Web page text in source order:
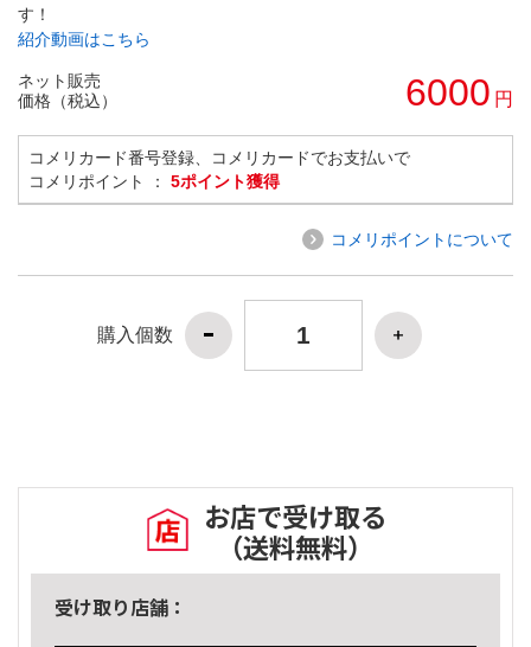
す！
紹介動画はこちら
ネット販売
価格（税込）
6000 円
コメリカード番号登録、コメリカードでお支払いで
コメリポイント ： 5ポイント獲得
コメリポイントについて
購入個数
お店で受け取る
（送料無料）
受け取り店舗：